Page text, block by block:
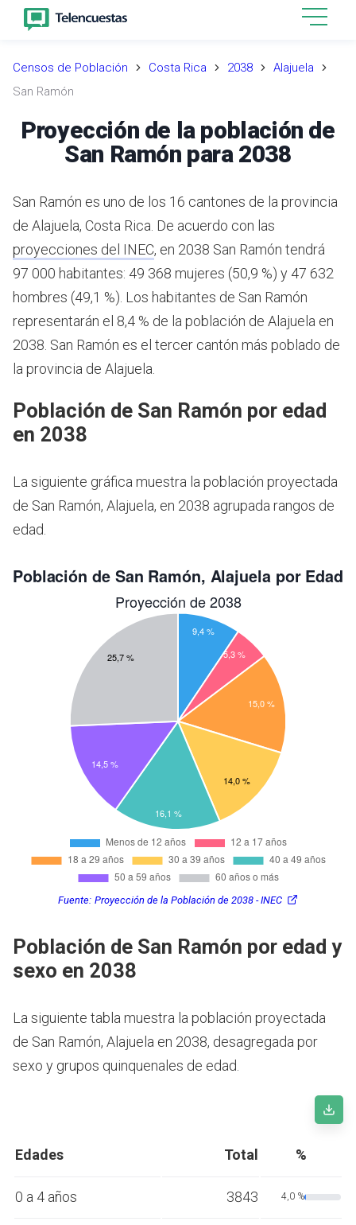
Censos de Población Costa Rica 2038
Alajuela
San Ramón
Proyección de la población de
San Ramón para 2038
San Ramón es uno de los 16 cantones de la provincia
de Alajuela, Costa Rica. De acuerdo con las
proyecciones del INEC, en 2038 San Ramón tendrá
97 000 habitantes: 49 368 mujeres (50,9 %) y 47 632
hombres (49,1 %). Los habitantes de San Ramón
representarán el 8,4 % de la población de Alajuela en
2038. San Ramón es el tercer cantón más poblado de
la provincia de Alajuela.
Población de San Ramón por edad
en 2038
La siguiente gráfica muestra la población proyectada
de San Ramón, Alajuela, en 2038 agrupada rangos de
edad.
Fuente: Proyección de la Población de 2038 - INEC
Población de San Ramón por edad y
sexo en 2038
La siguiente tabla muestra la población proyectada
de San Ramón, Alajuela en 2038, desagregada por
sexo y grupos quinquenales de edad.
Edades Total %
0 a 4 años 3843 4,0 %